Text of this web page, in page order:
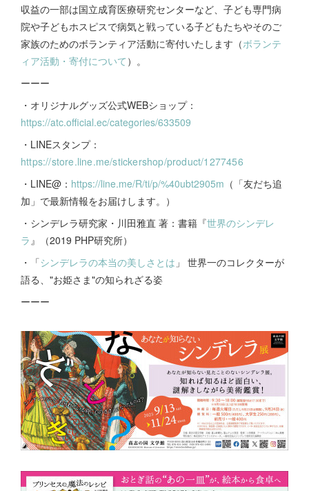
収益の一部は国立成育医療研究センターなど、子ども専門病
院や子どもホスピスで病気と戦っている子どもたちやそのご
家族のためのボランティア活動に寄付いたします（ボランテ
ィア活動・寄付について ）。
ーーー
・オリジナルグッズ公式WEBショップ：
https://atc.official.ec/categories/633509
・LINEスタンプ：
https://store.line.me/stickershop/product/1277456
・LINE@： https://line.me/R/ti/p/%40ubt2905m （「友だち追
加」で最新情報をお届けします。）
・シンデレラ研究家・川田雅直 著：書籍『世界のシンデレ
ラ 』（2019 PHP研究所）
・「シンデレラの本当の美しさとは 」 世界一のコレクターが
語る、"お姫さま"の知られざる姿
ーーー